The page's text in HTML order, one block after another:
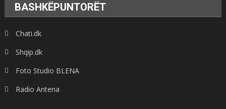
BASHKËPUNTORËT
Chati.dk
Shqip.dk
Foto Studio BLENA
Radio Antena